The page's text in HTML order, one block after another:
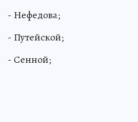
- Нефедова;
- Путейской;
- Сенной;